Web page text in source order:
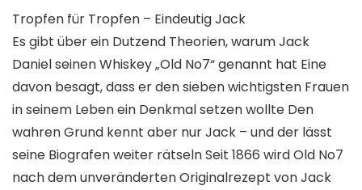
Tropfen für Tropfen – Eindeutig Jack
Es gibt über ein Dutzend Theorien, warum Jack
Daniel seinen Whiskey „Old No7“ genannt hat Eine
davon besagt, dass er den sieben wichtigsten Frauen
in seinem Leben ein Denkmal setzen wollte Den
wahren Grund kennt aber nur Jack – und der lässt
seine Biografen weiter rätseln Seit 1866 wird Old No7
nach dem unveränderten Originalrezept von Jack